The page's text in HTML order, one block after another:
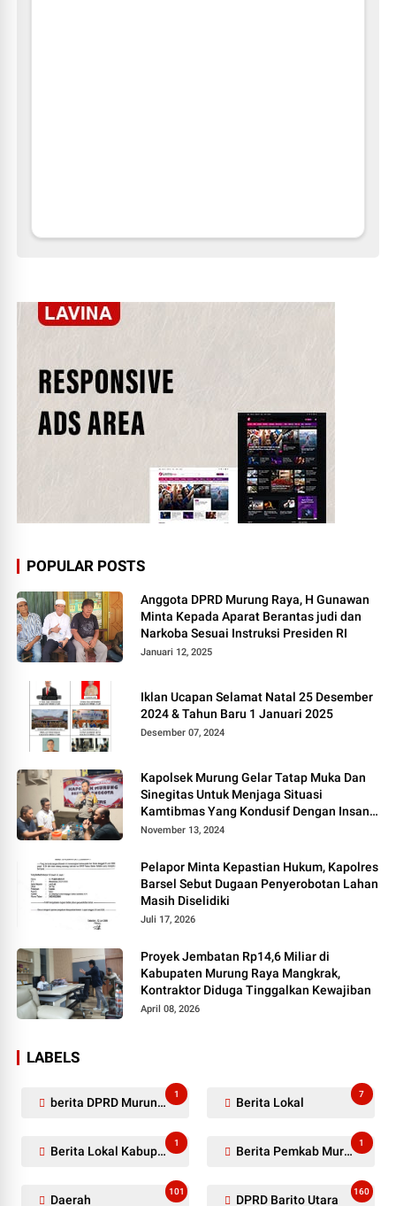
POPULAR POSTS
Anggota DPRD Murung Raya, H Gunawan
Minta Kepada Aparat Berantas judi dan
Narkoba Sesuai Instruksi Presiden RI
Januari 12, 2025
Iklan Ucapan Selamat Natal 25 Desember
2024 & Tahun Baru 1 Januari 2025
Desember 07, 2024
Kapolsek Murung Gelar Tatap Muka Dan
Sinegitas Untuk Menjaga Situasi
Kamtibmas Yang Kondusif Dengan Insan
Pers
November 13, 2024
Pelapor Minta Kepastian Hukum, Kapolres
Barsel Sebut Dugaan Penyerobotan Lahan
Masih Diselidiki
Juli 17, 2026
Proyek Jembatan Rp14,6 Miliar di
Kabupaten Murung Raya Mangkrak,
Kontraktor Diduga Tinggalkan Kewajiban
April 08, 2026
LABELS
berita DPRD Murung Raya
1
Berita Lokal
7
Berita Lokal Kabupaten Barito Utara
1
Berita Pemkab Murung Raya
1
Daerah
101
DPRD Barito Utara
160